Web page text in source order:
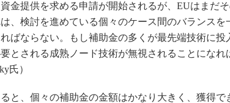
金提供を求める申請が開始されるが、EUはまだ
、検討を進めている個々のケース間のバランス
ばならない。もし補助金の多くが最先端技術に投
とされる成熟ノード技術が無視されることになれ
氏）
と、個々の補助金の金額はかなり大きく、獲得で